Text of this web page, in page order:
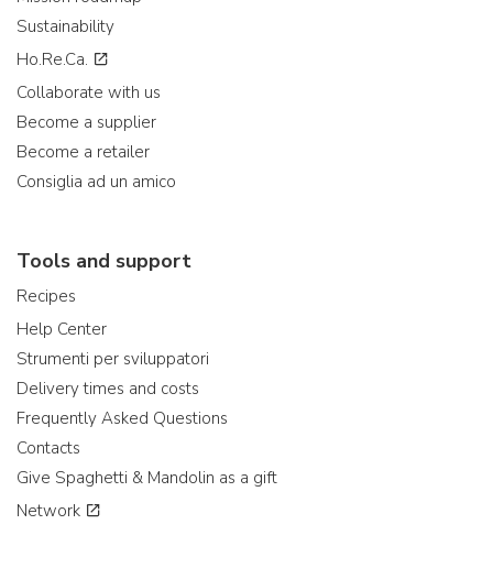
Sustainability
Ho.Re.Ca.
Collaborate with us
Become a supplier
Become a retailer
Consiglia ad un amico
Tools and support
Recipes
Help Center
Strumenti per sviluppatori
Delivery times and costs
Frequently Asked Questions
Contacts
Give Spaghetti & Mandolin as a gift
Network